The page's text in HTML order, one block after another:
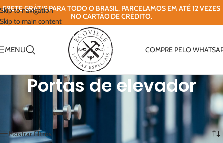
Skip to navigation
Skip to main content
FRETE GRÁTIS PARA TODO O BRASIL. PARCELAMOS EM ATÉ 12 VEZES
NO CARTÃO DE CRÉDITO.
MENU COMPRE PELO
Portas de elevador
Sistemas de porta / Portas de elevador
Mostrando todos os 7 resultados
Mostrar filtros